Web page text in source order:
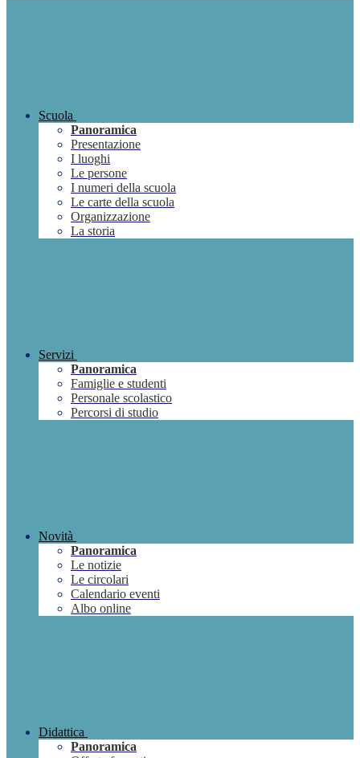
Scuola
Panoramica
Presentazione
I luoghi
Le persone
I numeri della scuola
Le carte della scuola
Organizzazione
La storia
Servizi
Panoramica
Famiglie e studenti
Personale scolastico
Percorsi di studio
Novità
Panoramica
Le notizie
Le circolari
Calendario eventi
Albo online
Didattica
Panoramica